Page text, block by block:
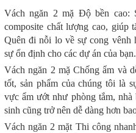
Vách ngăn 2 mặ Độ bền cao:
composite chất lượng cao, giúp
Quên đi nỗi lo về sự cong vênh
sự ổn định cho các dự án của bạn.
Vách ngăn 2 mặ Chống ẩm và
tốt, sản phẩm của chúng tôi là
vực ẩm ướt như phòng tắm,
sinh cũng trở nên dễ dàng hơn
Vách ngăn 2 mặt Thi công